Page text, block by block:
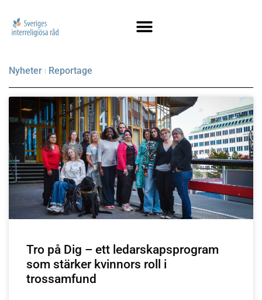
Nyheter Reportage
Tro på Dig – ett ledarskapsprogram
som stärker kvinnors roll i
trossamfund